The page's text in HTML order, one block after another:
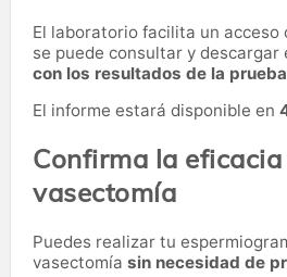
El laboratorio facilita un acceso
se puede consultar y descargar
con los resultados de la
El informe estará disponible en
Confirma la
vasectomía
Puedes realizar tu
vasectomía sin necesidad de